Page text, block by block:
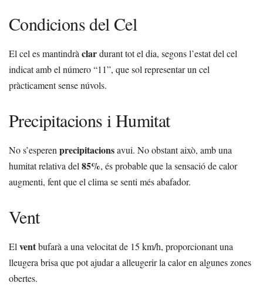
Condicions del Cel
El cel es mantindràclardurant tot el dia, segons l’estat del cel
indicat amb el número “11”, que sol representar un cel
pràcticament sense núvols.
Precipitacions i Humitat
No s’esperenprecipitacionsavui. No obstant això, amb una
humitat relativa del85%, és probable que la sensació de calor
augmenti, fent que el clima se senti més abafador.
Vent
Elventbufarà a una velocitat de 15 km/h, proporcionant una
lleugera brisa que pot ajudar a alleugerir la calor en algunes zones
obertes.